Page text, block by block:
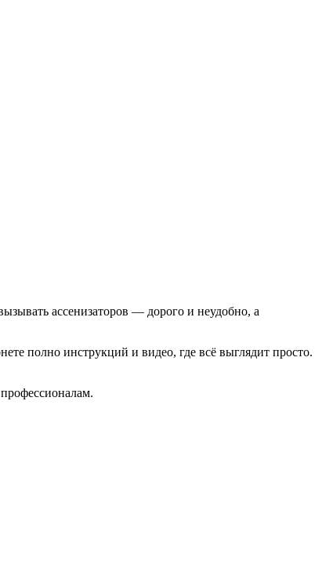
ассенизаторов — дорого и неудобно, а
полно инструкций и видео, где всё выглядит просто.